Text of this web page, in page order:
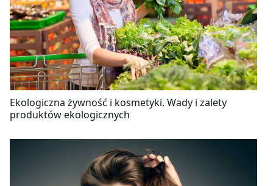
Ekologiczna żywność i kosmetyki. Wady i zalety
produktów ekologicznych